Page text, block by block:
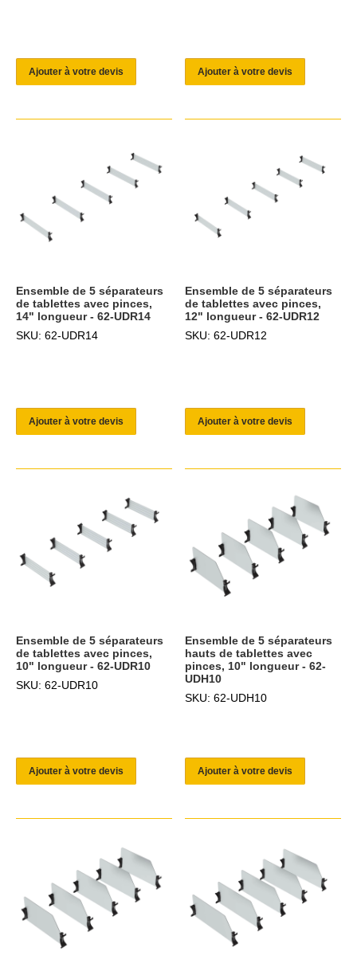
Ajouter à votre devis Ajouter à votre devis
Ensemble de 5 séparateurs
de tablettes avec pinces,
14" longueur - 62-UDR14
SKU: 62-UDR14
Ajouter à votre devis
Ensemble de 5 séparateurs
de tablettes avec pinces,
12" longueur - 62-UDR12
SKU: 62-UDR12
Ajouter à votre devis
Ensemble de 5 séparateurs
de tablettes avec pinces,
10" longueur - 62-UDR10
SKU: 62-UDR10
Ajouter à votre devis
Ensemble de 5 séparateurs
hauts de tablettes avec
pinces, 10" longueur - 62-
UDH10
SKU: 62-UDH10
Ajouter à votre devis